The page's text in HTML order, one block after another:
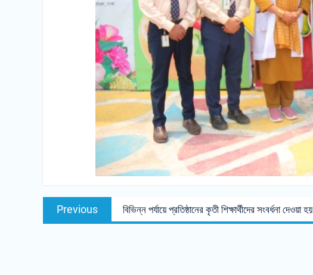
Previous বিভিন্ন পর্যায়ে প্রতিষ্ঠানের কৃতী শিক্ষার্থীদের সংবর্ধনা দেওয়া হয়